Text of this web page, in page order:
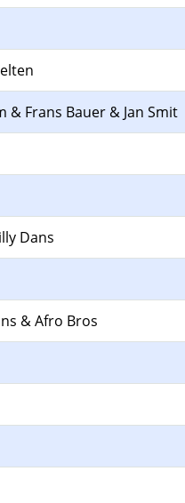
& Frans Bauer & Jan Smit
Dans
& Afro Bros